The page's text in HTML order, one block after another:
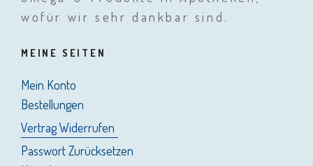
wofür wir sehr dankbar sind.
MEINE SEITEN
Mein Konto
Bestellungen
Vertrag Widerrufen
Passwort Zurücksetzen